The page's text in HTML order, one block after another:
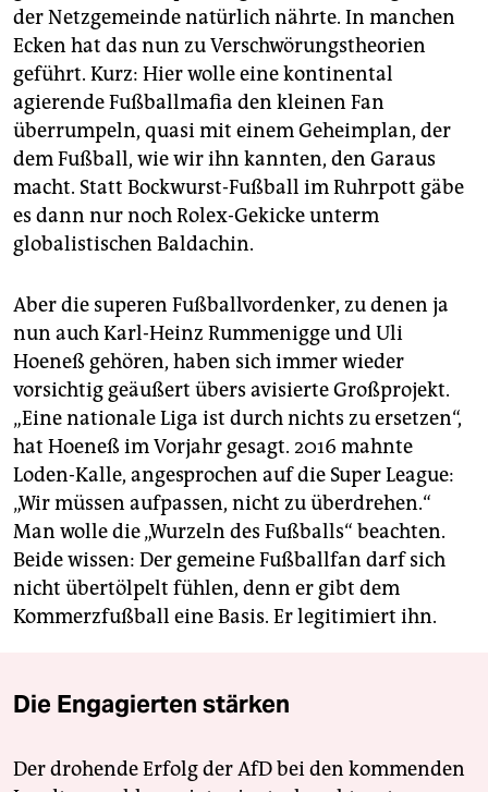
der Netzgemeinde natürlich nährte. In manchen
Ecken hat das nun zu Verschwörungstheorien
geführt. Kurz: Hier wolle eine kontinental
agierende Fußballmafia den kleinen Fan
überrumpeln, quasi mit einem Geheimplan, der
dem Fußball, wie wir ihn kannten, den Garaus
macht. Statt Bockwurst-Fußball im Ruhrpott gäbe
es dann nur noch Rolex-Gekicke unterm
globalistischen Baldachin.
Aber die superen Fußballvordenker, zu denen ja
nun auch Karl-Heinz Rummenigge und Uli
Hoeneß gehören, haben sich immer wieder
vorsichtig geäußert übers avisierte Großprojekt.
„Eine nationale Liga ist durch nichts zu ersetzen“,
hat Hoeneß im Vorjahr gesagt. 2016 mahnte
Loden-Kalle, angesprochen auf die Super League:
„Wir müssen aufpassen, nicht zu überdrehen.“
Man wolle die „Wurzeln des Fußballs“ beachten.
Beide wissen: Der gemeine Fußballfan darf sich
nicht übertölpelt fühlen, denn er gibt dem
Kommerzfußball eine Basis. Er legitimiert ihn.
Die Engagierten stärken
Der drohende Erfolg der AfD bei den kommenden